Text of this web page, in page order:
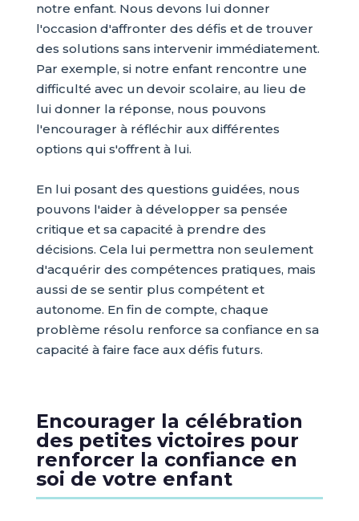
notre enfant. Nous devons lui donner
l'occasion d'affronter des défis et de trouver
des solutions sans intervenir immédiatement.
Par exemple, si notre enfant rencontre une
difficulté avec un devoir scolaire, au lieu de
lui donner la réponse, nous pouvons
l'encourager à réfléchir aux différentes
options qui s'offrent à lui.
En lui posant des questions guidées, nous
pouvons l'aider à développer sa pensée
critique et sa capacité à prendre des
décisions. Cela lui permettra non seulement
d'acquérir des compétences pratiques, mais
aussi de se sentir plus compétent et
autonome. En fin de compte, chaque
problème résolu renforce sa confiance en sa
capacité à faire face aux défis futurs.
Encourager la célébration
des petites victoires pour
renforcer la confiance en
soi de votre enfant